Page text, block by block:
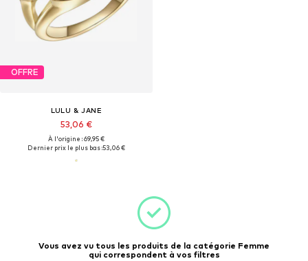
OFFRE
LULU & JANE
53,06 €
À l'origine : 69,95 €
Dernier prix le plus bas :53,06 €
Vous avez vu tous les produits de la catégorie Femme
qui correspondent à vos filtres